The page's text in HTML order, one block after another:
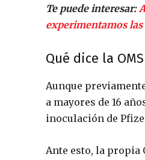
Te puede interesar:
experimentamos
Qué dice la
Aunque
a mayores de 16
inoculación de
Ante esto, la propia